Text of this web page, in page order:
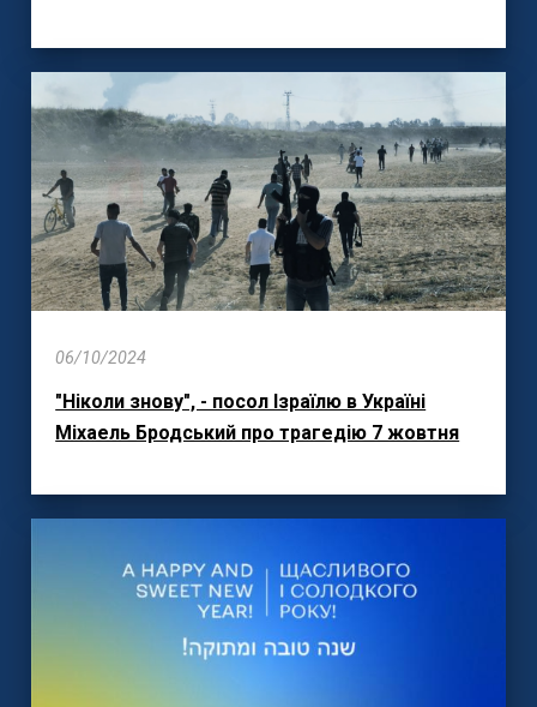
06/10/2024
"Ніколи знову", - посол Ізраїлю в Україні
Міхаель Бродський про трагедію 7 жовтня